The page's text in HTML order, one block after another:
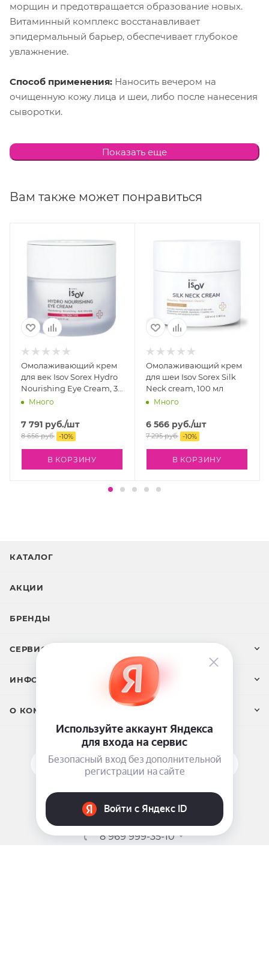
морщин и предотвращается образование новых.
Витаминный комплекс восстанавливает
эпидермальный барьер, обеспечивает глубокое
увлажнение.
Способ применения: Наносить вечером на
очищенную кожу лица и шеи, либо после нанесения
сыворотки.
Состав:Микрокапсулированный экстракт центеллы
азиатики, Биосахарид камеди, Масло сладкого
Показать еще
Вам также может понравиться
Омолаживающий крем
для век Isov Sorex Hydro
Nourishing Eye Cream, 30
млМного
7 791 руб./шт
8 656руб. -10%
В КОРЗИНУ
Омолаживающий крем
для шеи Isov Sorex Silk
Neck cream, 100 мл
Много
6 566 руб./шт
7 295руб. -10%
В КОРЗИНУ
КАТАЛОГ
АКЦИИ
БРЕНДЫ
СЕРВИС И ПОДДЕРЖКА
ИНФОРМАЦИЯ
О КОМПАНИИ
ПОДПИСАТЬСЯ НА РАССЫЛКУ
ЗАДАТЬ ВОПРОС
8 969 999-35-10